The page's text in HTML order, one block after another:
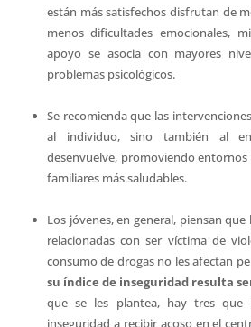
están más satisfechos disfrutan de
menos dificultades emocionales,
apoyo se asocia con mayores
problemas psicológicos.
Se recomienda que las
al individuo, sino también al
desenvuelve, promoviendo
familiares más saludables.
Los jóvenes, en general, piensan
relacionadas con ser víctima de
consumo de drogas no les afectan
su índice de inseguridad resulta
que se les plantea, hay tres que
inseguridad a recibir acoso en el